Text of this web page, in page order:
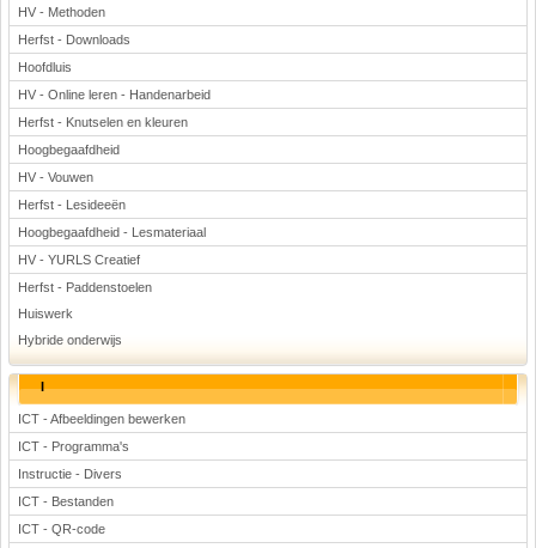
HV - Methoden
Herfst - Downloads
Hoofdluis
HV - Online leren - Handenarbeid
Herfst - Knutselen en kleuren
Hoogbegaafdheid
HV - Vouwen
Herfst - Lesideeën
Hoogbegaafdheid - Lesmateriaal
HV - YURLS Creatief
Herfst - Paddenstoelen
Huiswerk
Hybride onderwijs
I
ICT - Afbeeldingen bewerken
ICT - Programma's
Instructie - Divers
ICT - Bestanden
ICT - QR-code